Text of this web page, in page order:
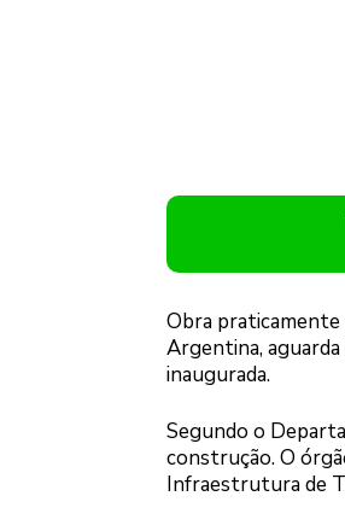
Obra praticamente
Argentina,
inaugurada.
Segundo o
construção. O
Infraestrutura de